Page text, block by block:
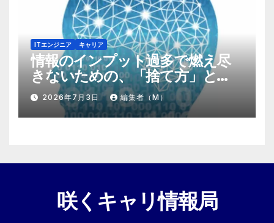
ITエンジニア キャリア
情報のインプット過多で燃え尽
きないための、「捨て方」と
「情報の絞り方」
2026年7月3日 編集者（M）
咲くキャリ情報局